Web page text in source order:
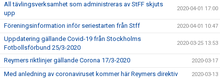
All tävlingsverksamhet som administreras av StFF skjuts
upp
2020-04-01 17:00
Föreningsinformation inför seriestarten från Stff 2020-04-01 10:47
Uppdatering gällande Covid-19 från Stockholms
Fotbollsförbund 25/3-2020
2020-03-25 13:53
Reymers riktlinjer gällande Corona 17/3-2020 2020-03-17
Med anledning av coronaviruset kommer här Reymers direktiv 2020-03-13